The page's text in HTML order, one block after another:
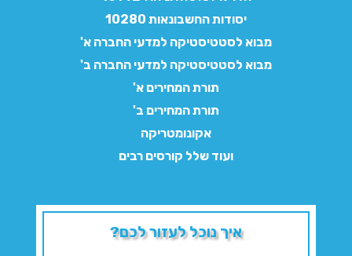
יסודות החשבונאות 10280
מבוא לסטטיסטיקה למדעי החברה א'
מבוא לסטטיסטיקה למדעי החברה ב'
תורת המחירים א'
תורת המחירים ב'
אקונומטריקה
ועוד שלל קורסים רבים
איך נוכל לעזור לכם?